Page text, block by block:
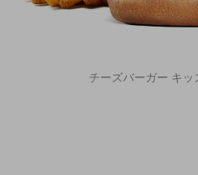
チーズバーガー キッ